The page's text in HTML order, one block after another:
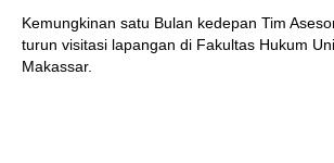
Kemungkinan satu Bulan kedepan Tim
turun visitasi lapangan di Fakultas Hukum
Makassar.